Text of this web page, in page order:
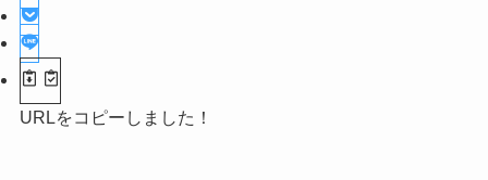
URLをコピーしました！